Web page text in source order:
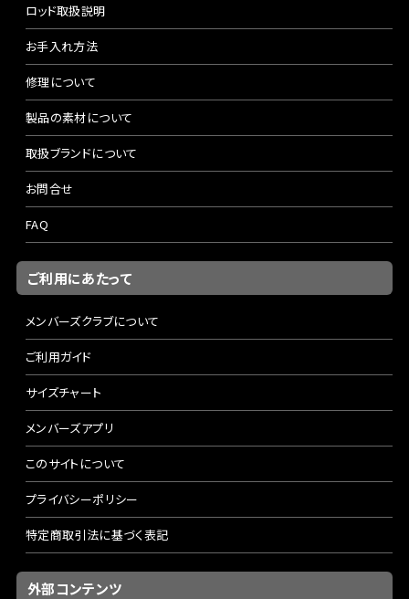
ロッド取扱説明
お手入れ方法
修理について
製品の素材について
取扱ブランドについて
お問合せ
FAQ
ご利用にあたって
メンバーズクラブについて
ご利用ガイド
サイズチャート
メンバーズアプリ
このサイトについて
プライバシーポリシー
特定商取引法に基づく表記
外部コンテンツ